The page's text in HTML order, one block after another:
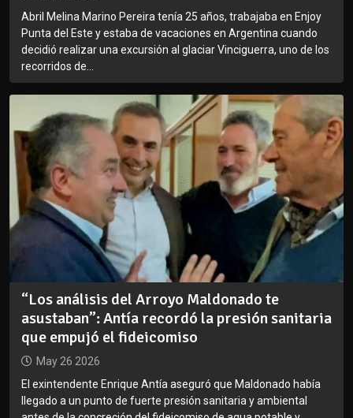
Abril Melina Marino Pereira tenía 25 años, trabajaba en Enjoy
Punta del Este y estaba de vacaciones en Argentina cuando
decidió realizar una excursión al glaciar Vinciguerra, uno de los
recorridos de...
“Los análisis del Arroyo Maldonado te
asustaban”: Antía recordó la presión sanitaria
que empujó el fideicomiso
May 26 2026
El exintendente Enrique Antía aseguró que Maldonado había
llegado a un punto de fuerte presión sanitaria y ambiental